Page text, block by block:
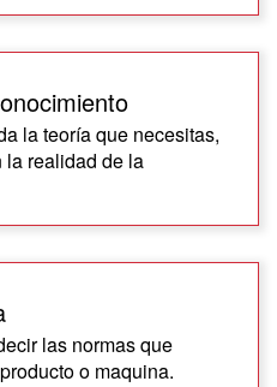
la teoría que necesitas,
la realidad de la
las normas que
o maquina.